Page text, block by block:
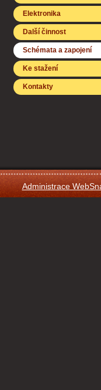
Elektronika
Další činnost
Schémata a zapojení
Ke stažení
Kontakty
Administrace